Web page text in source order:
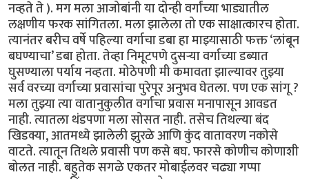
नव्हते ते ). मग मला आजोबांनी या दोन्ही वर्गांच्या भाड्यातील
लक्षणीय फरक सांगितला. मला झालेला तो एक साक्षात्कारच होता.
त्यानंतर बरीच वर्षे पहिल्या वर्गाचा डबा हा माझ्यासाठी फक्त ‘लांबून
बघण्याचा’ डबा होता. तेव्हा निमूटपणे दुसऱ्या वर्गाच्या डब्यात
घुसण्याला पर्याय नव्हता. मोठेपणी मी कमावता झाल्यावर तुझ्या
सर्व वरच्या वर्गाच्या प्रवासांचा पुरेपूर अनुभव घेतला. पण एक सांगू ?
मला तुझ्या त्या वातानुकुलीत वर्गाचा प्रवास मनापासून आवडत
नाही. त्यातला थंडपणा मला सोसत नाही. तसेच तिथल्या बंद
खिडक्या, आतमध्ये झालेली झुरळे आणि कुंद वातावरण नकोसे
वाटते. त्यातून तिथले प्रवासी पण कसे बघ. फारसे कोणीच कोणाशी
बोलत नाही. बहुतेक सगळे एकतर मोबाईलवर चढ्या गप्पा